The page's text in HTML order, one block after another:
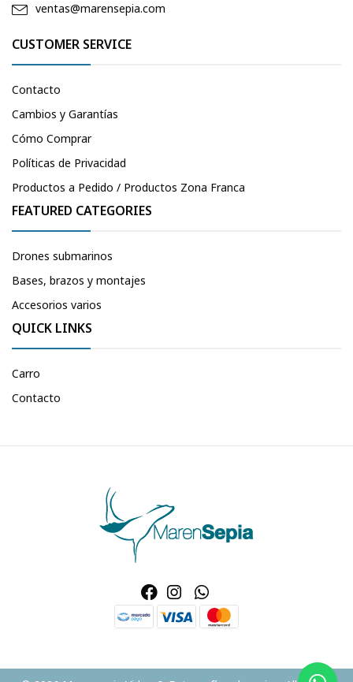
ventas@marensepia.com
CUSTOMER SERVICE
Contacto
Cambios y Garantías
Cómo Comprar
Políticas de Privacidad
Productos a Pedido / Productos Zona Franca
FEATURED CATEGORIES
Drones submarinos
Bases, brazos y montajes
Accesorios varios
QUICK LINKS
Carro
Contacto